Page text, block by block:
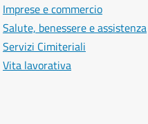
Imprese e commercio
Salute, benessere e assistenza
Servizi Cimiteriali
Vita lavorativa